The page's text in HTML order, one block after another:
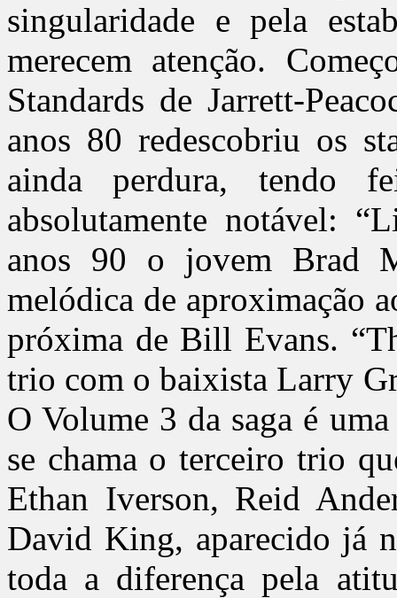
singularidade e pela
merecem atenção.
Standards de Jarrett-
anos 80 redescobriu os
ainda perdura, tendo
absolutamente notável:
anos 90 o jovem Brad
melódica de aproximação
próxima de Bill Evans.
trio com o baixista Larry
O Volume 3 da saga é
se chama o terceiro trio
Ethan Iverson, Reid
David King, aparecido já
toda a diferença pela